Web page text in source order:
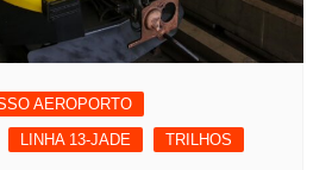
AEROPORTO
LINHA 13-JADE TRILHOS